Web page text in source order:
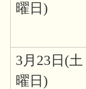
曜日)
3月23日(土
曜日)